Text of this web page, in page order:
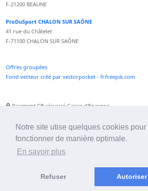
Notre site utise quelques cookies pour
fonctionner de manière optimale.
En savoir plus
Refuser Autoriser
F-21200 BEAUNE
ProDuSport CHALON SUR SAÔNE
41 rue du Châtelet
F-71100 CHALON SUR SAÔNE
Offres groupées
Fond vecteur créé par vectorpocket - fr.freepik.com
Paiement CB sécurisé Caisse d'Epargne
Paiement Paypal accepté